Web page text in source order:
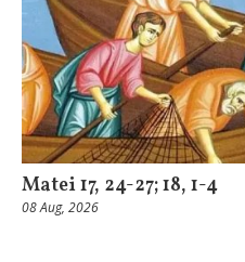
Matei 17, 24-27; 18, 1-4
08 Aug, 2026